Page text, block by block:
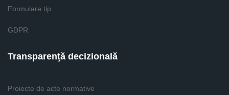
Formulare tip
GDPR
Transparenţă decizională
Proiecte de acte normative